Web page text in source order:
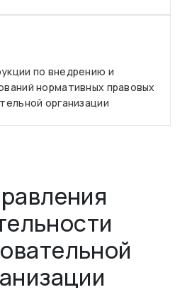
по внедрению и
нормативных правовых
организации